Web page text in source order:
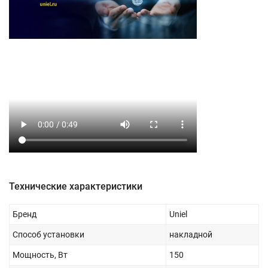
Технические характеристики
Бренд Uniel
Способ установки накладной
Мощность, Вт 150